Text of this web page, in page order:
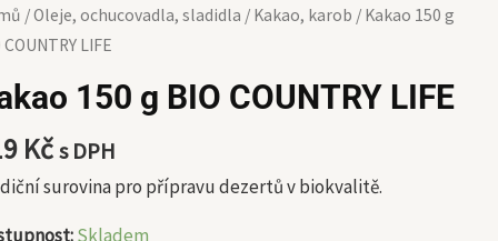
/Oleje, ochucovadla, sladidla / Kakao, karob / Kakao 150 g
COUNTRY LIFE
150 g BIO COUNTRY LIFE
Kčs DPH
surovina pro přípravu dezertů v biokvalitě.
Skladem